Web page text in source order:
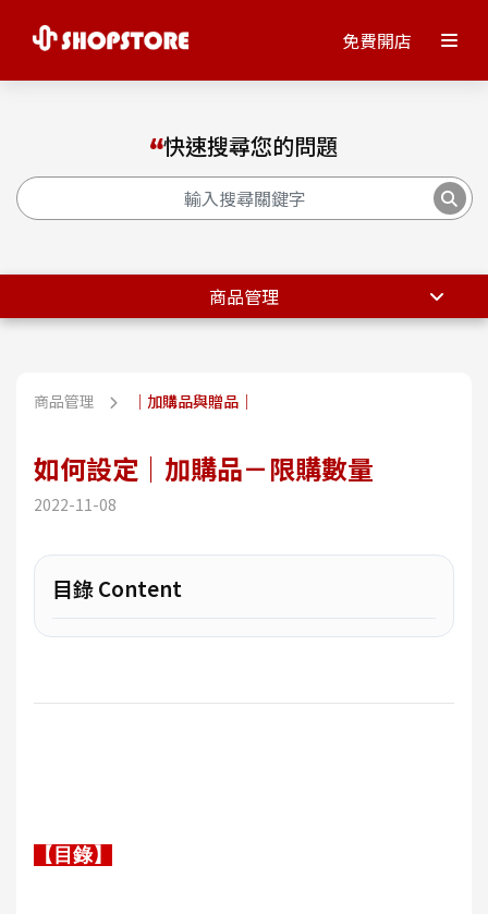
免費開店
快速搜尋您的問題
商品管理
商品管理 ｜加購品與贈品｜
如何設定｜加購品－限購數量
2022-11-08
目錄 Content
【目錄】